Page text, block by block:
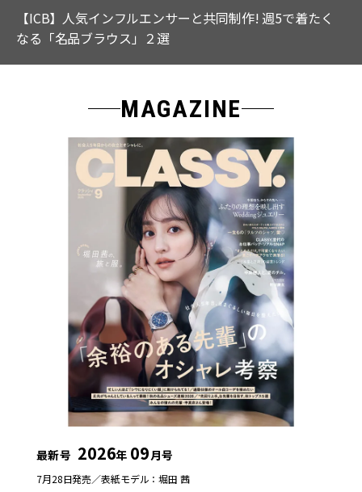
【ICB】人気インフルエンサーと共同制作! 週5で着たく
なる「名品ブラウス」２選
MAGAZINE
最新号 2026年 09月号
7月28日発売／表紙モデル：堀田 茜